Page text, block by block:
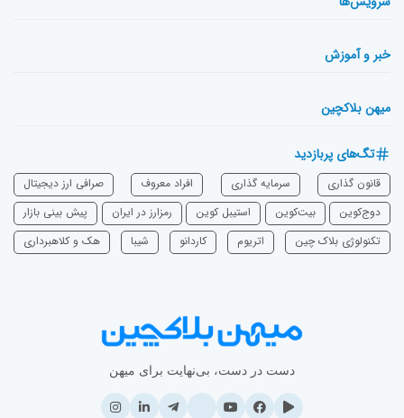
خبر و آموزش
میهن بلاکچین
تگ‌های پربازدید
قانون گذاری سرمایه‌ گذاری افراد معروف
صرافی ارز دیجیتال
دوج‌کوین
بیت‌کوین استیبل کوین رمزارز در ایران
پیش بینی بازار
تکنولوژی بلاک چین
اتریوم ‌کاردانو شیبا هک و کلاهبرداری
دست در دست، بی‌نهایت برای میهن